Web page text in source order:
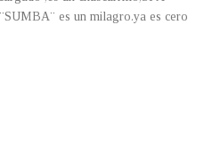
es un milagro.ya es cero